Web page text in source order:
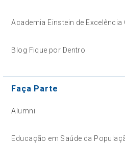
Academia Einstein de Excelência
Blog Fique por Dentro
Faça Parte
Alumni
Educação em Saúde da